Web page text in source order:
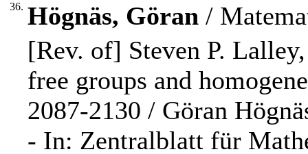
36. Högnäs, Göran /
[Rev. of] Steven P.
free groups and
2087-2130 / Göran
- In: Zentralblatt für